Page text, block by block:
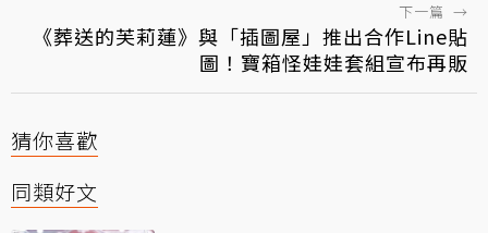
下一篇 →
《葬送的芙莉蓮》與「插圖屋」推出合作Line貼
圖！寶箱怪娃娃套組宣布再販
猜你喜歡
同類好文